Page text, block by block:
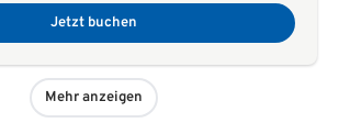
Jetzt buchen
Mehr anzeigen